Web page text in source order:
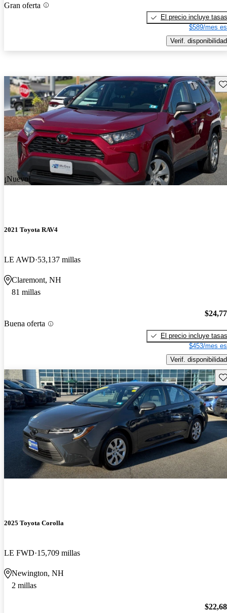
Gran oferta
El precio incluye tasas
$589/mes
Verif. disponibilidad
¡Nuevo!
2021 Toyota RAV4
LE AWD 53,137 millas
Claremont, NH
81 millas
Buena oferta
El precio incluye tasas
$453/mes
Verif. disponibilidad
2025 Toyota Corolla
LE FWD 15,709 millas
Newington, NH
2 millas